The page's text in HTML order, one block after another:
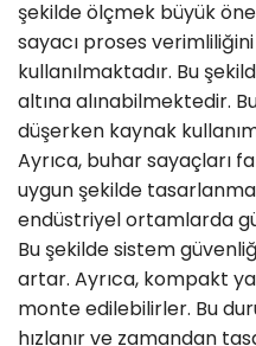
şekilde ölçmek büyük
sayacı proses
kullanılmaktadır. Bu
altına alınabilmektedir.
düşerken kaynak
Ayrıca, buhar sayaçları
uygun şekilde
endüstriyel ortamlarda
Bu şekilde sistem
artar. Ayrıca, kompakt
monte edilebilirler. Bu
hızlanır ve zamandan